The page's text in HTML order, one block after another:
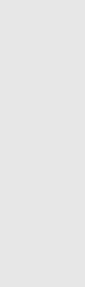
外？
行！
灵动窗口
暴治理的隐秘痛点
际旅行社
理即可办理
走
踩坑
国补买家电、苹果手机、空
开始
一波降价潮！618红包口令
丽小银瓶内服抗衰老？